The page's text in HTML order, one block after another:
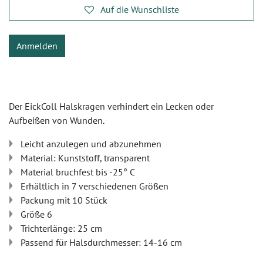
Auf die Wunschliste
Anmelden
Der EickColl Halskragen verhindert ein Lecken oder
Aufbeißen von Wunden.
Leicht anzulegen und abzunehmen
Material: Kunststoff, transparent
Material bruchfest bis -25° C
Erhältlich in 7 verschiedenen Größen
Packung mit 10 Stück
Größe 6
Trichterlänge: 25 cm
Passend für Halsdurchmesser: 14-16 cm